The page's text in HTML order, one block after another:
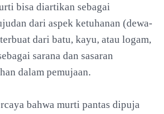
bisa diartikan sebagai
dari aspek ketuhanan (dewa-
dari batu, kayu, atau logam,
sarana dan sasaran
dalam pemujaan.
bahwa murti pantas dipuja